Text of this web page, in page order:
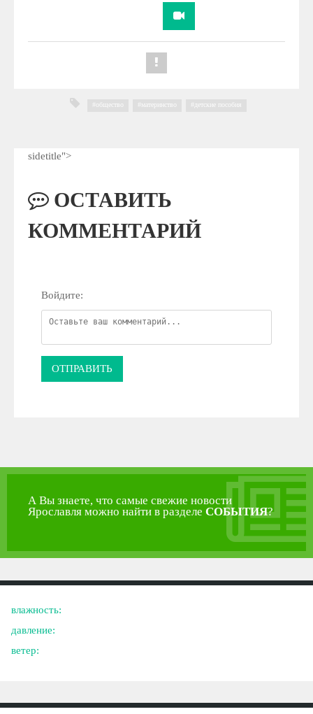
общество материнство детские пособия
sidetitle">
ОСТАВИТЬ
КОММЕНТАРИЙ
Войдите:
ОТПРАВИТЬ
А Вы знаете, что самые свежие новости
Ярославля можно найти в разделе СОБЫТИЯ?
влажность:
давление:
ветер: